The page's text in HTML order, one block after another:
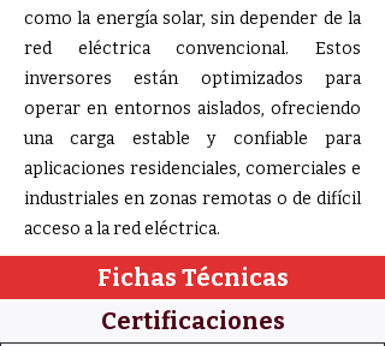
como la energía solar, sin depender de la
red eléctrica convencional. Estos
inversores están optimizados para
operar en entornos aislados, ofreciendo
una carga estable y confiable para
aplicaciones residenciales, comerciales e
industriales en zonas remotas o de difícil
acceso a la red eléctrica.​
Fichas Técnicas
Certificaciones